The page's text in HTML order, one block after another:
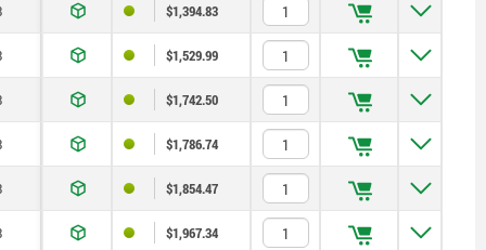
$1,394.83
$1,529.99
$1,742.50
$1,786.74
$1,854.47
$1,967.34